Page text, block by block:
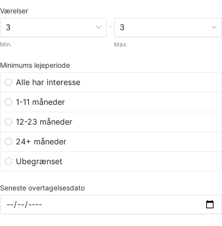
Værelser
Min.
-
Max.
Minimums lejeperiode
Alle har interesse
1-11 måneder
12-23 måneder
24+ måneder
Ubegrænset
Seneste overtagelsesdato